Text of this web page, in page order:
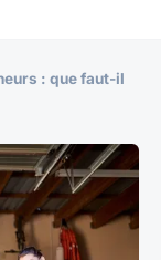
: que faut-il